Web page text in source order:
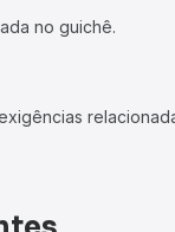
no guichê.